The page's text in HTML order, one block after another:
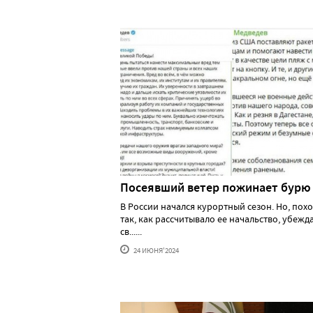
Посеявший ветер пожинает бурю
В России начался курортный сезон. Но,
так, как рассчитывало ее начальство,
св......
24 ИЮНЯ'2024